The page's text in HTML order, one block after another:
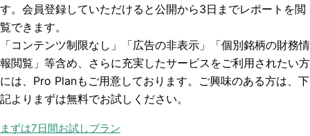
す。会員登録していただけると公開から3日までレポートを閲
覧できます。
「コンテンツ制限なし」「広告の非表示」「個別銘柄の財務情
報閲覧」 等含め、さらに充実したサービスをご利用されたい方
には、Pro Planもご用意しております。ご興味のある方は、下
記よりまずは無料でお試しください。
まずは7日間お試しプラン